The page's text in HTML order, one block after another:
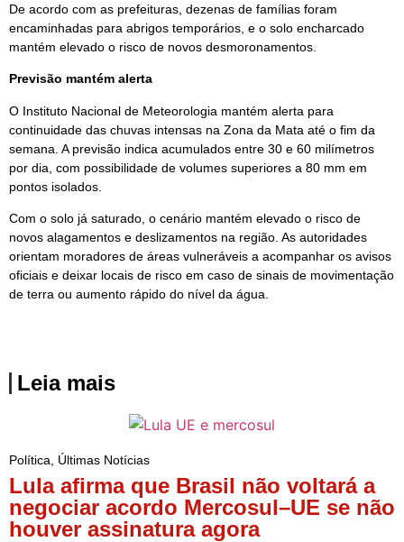
De acordo com as prefeituras, dezenas de famílias foram
encaminhadas para abrigos temporários, e o solo encharcado
mantém elevado o risco de novos desmoronamentos.
Previsão mantém alerta
O Instituto Nacional de Meteorologia mantém alerta para
continuidade das chuvas intensas na Zona da Mata até o fim da
semana. A previsão indica acumulados entre 30 e 60 milímetros
por dia, com possibilidade de volumes superiores a 80 mm em
pontos isolados.
Com o solo já saturado, o cenário mantém elevado o risco de
novos alagamentos e deslizamentos na região. As autoridades
orientam moradores de áreas vulneráveis a acompanhar os avisos
oficiais e deixar locais de risco em caso de sinais de movimentação
de terra ou aumento rápido do nível da água.
Leia mais
Política Últimas Notícias
Lula afirma que Brasil não voltará a
negociar acordo Mercosul–UE se não
houver assinatura agora